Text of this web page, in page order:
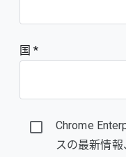
国 *
Chrome
スの最新情